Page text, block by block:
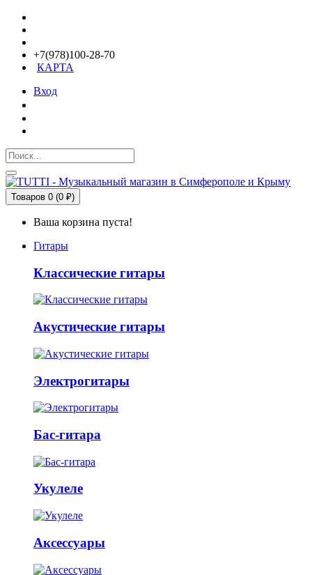
+7(978)100-28-70
КАРТА
Вход
Товаров 0 (0 ₽)
Ваша корзина пуста!
Гитары
Классические гитары
Акустические гитары
Электрогитары
Бас-гитара
Укулеле
Аксессуары